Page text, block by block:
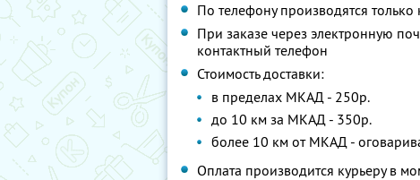
По телефону производятся
При заказе через электронную
контактный телефон
Стоимость доставки:
в пределах МКАД - 250р.
до 10 км за МКАД - 350р.
более 10 км от МКАД -
Оплата производится курьеру в